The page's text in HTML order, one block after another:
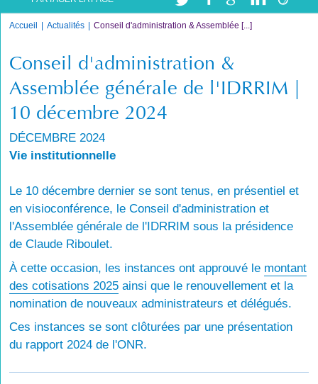
Accueil Actualités Conseil d'administration & Assemblée [...]
Conseil d'administration &
Assemblée générale de l'IDRRIM |
10 décembre 2024
DÉCEMBRE 2024
Vie institutionnelle
Le 10 décembre dernier se sont tenus, en présentiel et
en visioconférence, le Conseil d'administration et
l'Assemblée générale de l'IDRRIM sous la présidence
de Claude Riboulet.
À cette occasion, les instances ont approuvé le montant
des cotisations 2025 ainsi que le renouvellement et la
nomination de nouveaux administrateurs et délégués.
Ces instances se sont clôturées par une présentation
du rapport 2024 de l'ONR.